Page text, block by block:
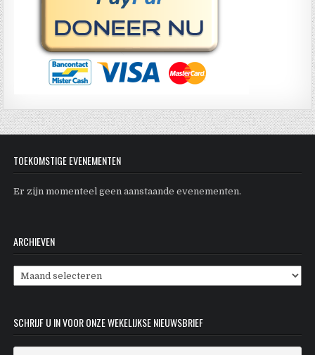
TOEKOMSTIGE EVENEMENTEN
Er zijn momenteel geen aanstaande evenementen.
ARCHIEVEN
Archieven
SCHRIJF U IN VOOR ONZE WEKELIJKSE NIEUWSBRIEF